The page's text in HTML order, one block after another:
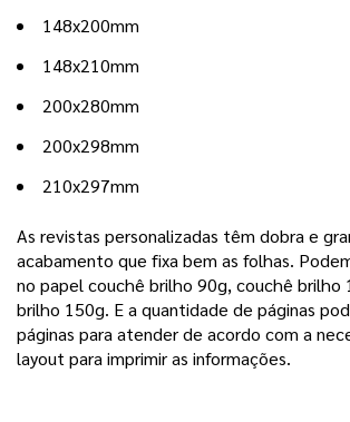
148x200mm
148x210mm
200x280mm
200x298mm
210x297mm
As revistas personalizadas têm dobra e
acabamento que fixa bem as folhas.
no papel couchê brilho 90g, couchê brilho
brilho 150g. E a quantidade de páginas
páginas para atender de acordo com a
layout para imprimir as informações.